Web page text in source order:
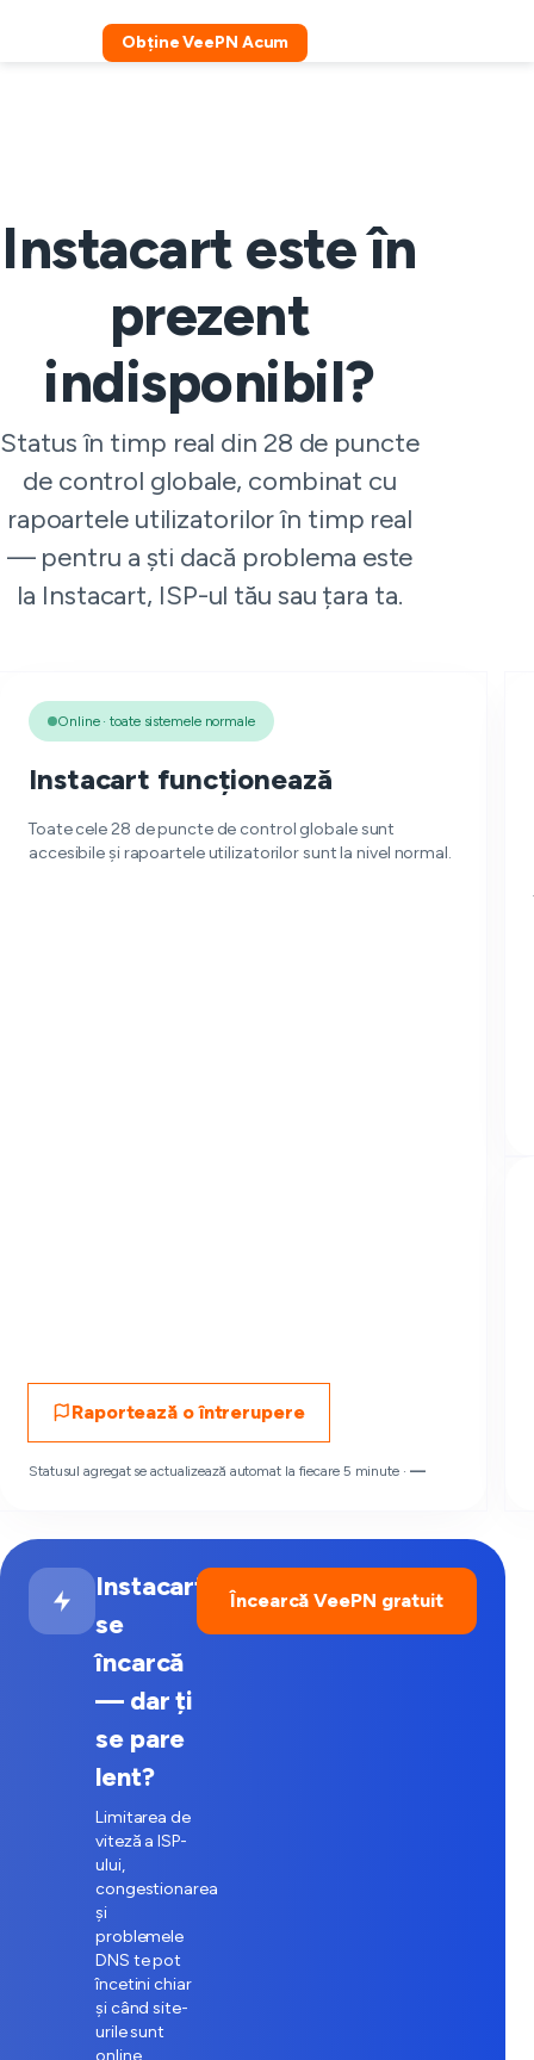
Obține VeePN Acum
Instacart este în
prezent
indisponibil?
Status în timp real din 28 de puncte
de control globale, combinat cu
rapoartele utilizatorilor în timp real
— pentru a ști dacă problema este
la Instacart, ISP-ul tău sau țara ta.
Online · toate sistemele normale
Instacart funcționează
Toate cele 28 de puncte de control globale sunt
accesibile și rapoartele utilizatorilor sunt la nivel normal.
Raportează o întrerupere
Statusul agregat se actualizează automat la fiecare 5 minute · —
Instacart
se
încarcă
— dar ți
se pare
lent?
Limitarea de
viteză a ISP-
ului,
congestionarea
și
problemele
DNS te pot
încetini chiar
și când site-
urile sunt
online.
Încearcă VeePN gratuit